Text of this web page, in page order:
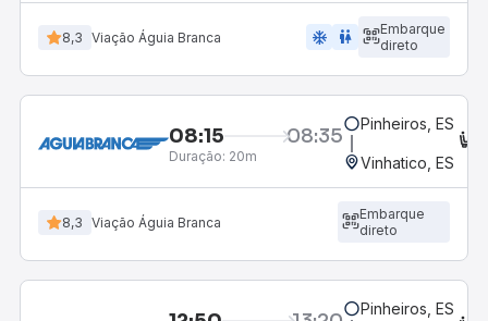
8,3 Viação Águia Branca ac_unit wc
Embarque
direto
08:15 08:35
Duração: 20m
Pinheiros, ES
Vinhatico, ES
8,3 Viação Águia Branca
Embarque
direto
Pinheiros, ES